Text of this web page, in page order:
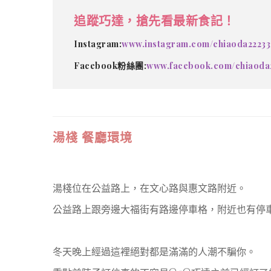
追蹤巧達，搶先看最新食記！
Instagram:www.instagram.com/
Facebook粉絲團:www.facebook.com/
湯棧 餐廳環境
湯棧位在公益路上，在文心路與惠文路附近。
公益路上跟旁邊大福街有路邊停車格，附近也有停
冬天晚上經過這裡絕對都是滿滿的人潮不騙你。